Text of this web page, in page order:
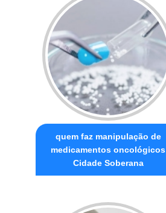
quem faz manipulação de
medicamentos oncológicos
Cidade Soberana